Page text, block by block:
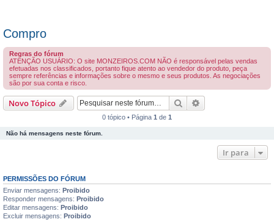
Compro
Regras do fórum
ATENÇÃO USUÁRIO: O site MONZEIROS.COM NÃO é responsável pelas vendas
efetuadas nos classificados, portanto fique atento ao vendedor do produto, peça
sempre referências e informações sobre o mesmo e seus produtos. As negociações
são por sua conta e risco.
Novo Tópico Pesquisar
0 tópico • Página 1 de 1
Não há mensagens neste fórum.
Ir para
PERMISSÕES DO FÓRUM
Enviar mensagens: Proibido
Responder mensagens: Proibido
Editar mensagens: Proibido
Excluir mensagens: Proibido